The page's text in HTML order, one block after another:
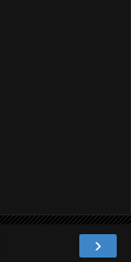
›